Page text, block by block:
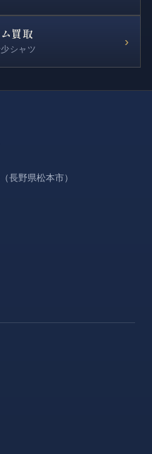
買取
シャツ
›
長野県松本市）